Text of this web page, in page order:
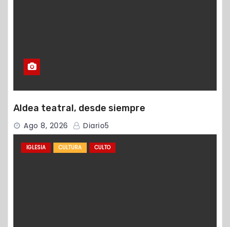
Aldea teatral, desde siempre
Ago 8, 2026 Diario5
IGLESIA CULTURA CULTO